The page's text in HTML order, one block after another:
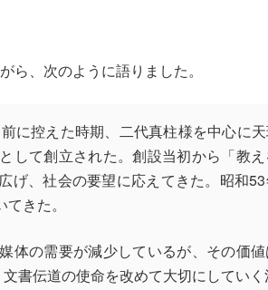
ら、次のように語りました。
に控えた時期、二代真柱様を中心に
して創立された。創設当初から「教
げ、社会の要望に応えてきた。昭和
きた。
体の需要が減少しているが、その価
書伝道の使命を改めて大切にしていく